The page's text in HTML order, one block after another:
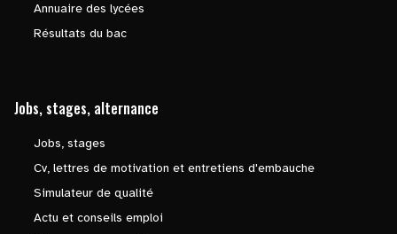
Annuaire des lycées
Résultats du bac
Jobs, stages, alternance
Jobs, stages
Cv, lettres de motivation et entretiens d'embauche
Simulateur de qualité
Actu et conseils emploi